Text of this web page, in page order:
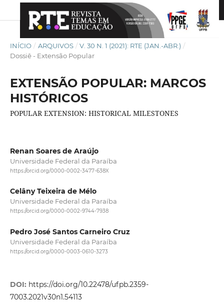
INÍCIO / ARQUIVOS / V. 30 N. 1 (2021): RTE (JAN.-ABR.) /
Dossiê - Extensão Popular
EXTENSÃO POPULAR: MARCOS
HISTÓRICOS
POPULAR EXTENSION: HISTORICAL MILESTONES
Renan Soares de Araújo
Universidade Federal da Paraíba
https://orcid.org/0000-0002-3477-638X
Celâny Teixeira de Mélo
Universidade Federal da Paraíba
https://orcid.org/0000-0002-9744-7938
Pedro José Santos Carneiro Cruz
Universidade Federal da Paraíba
https://orcid.org/0000-0003-0610-3273
DOI: https://doi.org/10.22478/ufpb.2359-
7003.2021v30n1.54113